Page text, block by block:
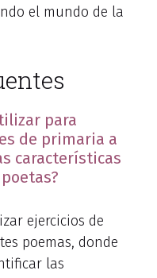
el mundo de la
para
de primaria a
características
ejercicios de
poemas, donde
las